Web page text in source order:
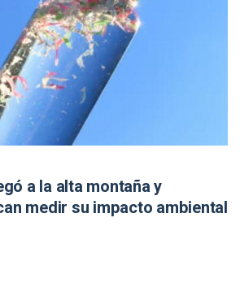
a la alta montaña y
medir su impacto ambiental